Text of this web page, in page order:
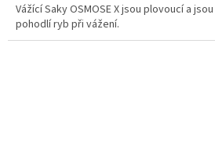
Vážící Saky OSMOSE X jsou plovoucí a
pohodlí ryb při vážení.